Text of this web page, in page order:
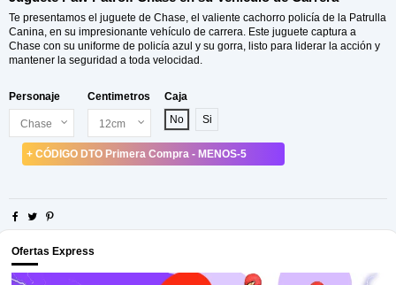
Te presentamos el juguete de Chase, el valiente cachorro policía de la Patrulla
Canina, en su impresionante vehículo de carrera. Este juguete captura a
Chase con su uniforme de policía azul y su gorra, listo para liderar la acción y
mantener la seguridad a toda velocidad.
Personaje Centimetros
Caja
No
Si
+ CÓDIGO DTO Primera Compra - MENOS-5
Ofertas Express